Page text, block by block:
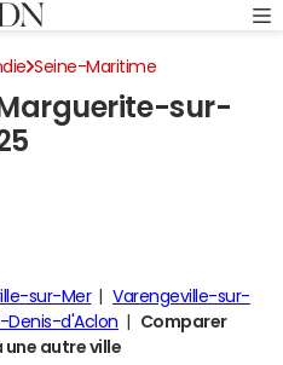
Seine-Maritime
sur le revenu
sur-
sur-Mer
Varengeville-sur-
Denis-d'Aclon
Comparer
autre ville